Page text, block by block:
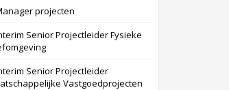
projecten
Senior Projectleider Fysieke
Senior Projectleider
Vastgoedprojecten